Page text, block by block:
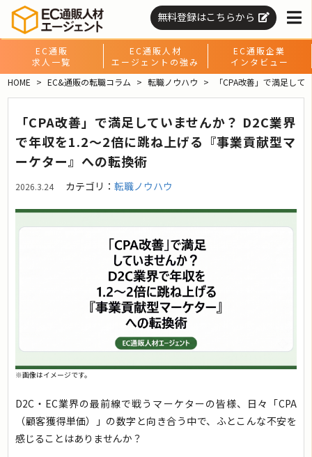
無料登録はこちらから
EC通販
求人一覧
EC通販人材
エージェントの強み
EC通販企業
インタビュー
HOME
EC&通販の転職コラム 転職ノウハウ 「CPA改善」で満足し
「CPA改善」で満足していませんか？ D2C業界
で年収を1.2〜2倍に跳ね上げる『事業貢献型マ
ーケター』への転換術
2026.3.24 カテゴリ：転職ノウハウ
※画像はイメージです。
D2C・EC業界の最前線で戦うマーケターの皆様、日々「CPA
（顧客獲得単価）」の数字と向き合う中で、ふとこんな不安を
感じることはありませんか？